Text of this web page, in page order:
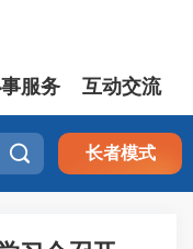
服务 互动交流
 长者模式